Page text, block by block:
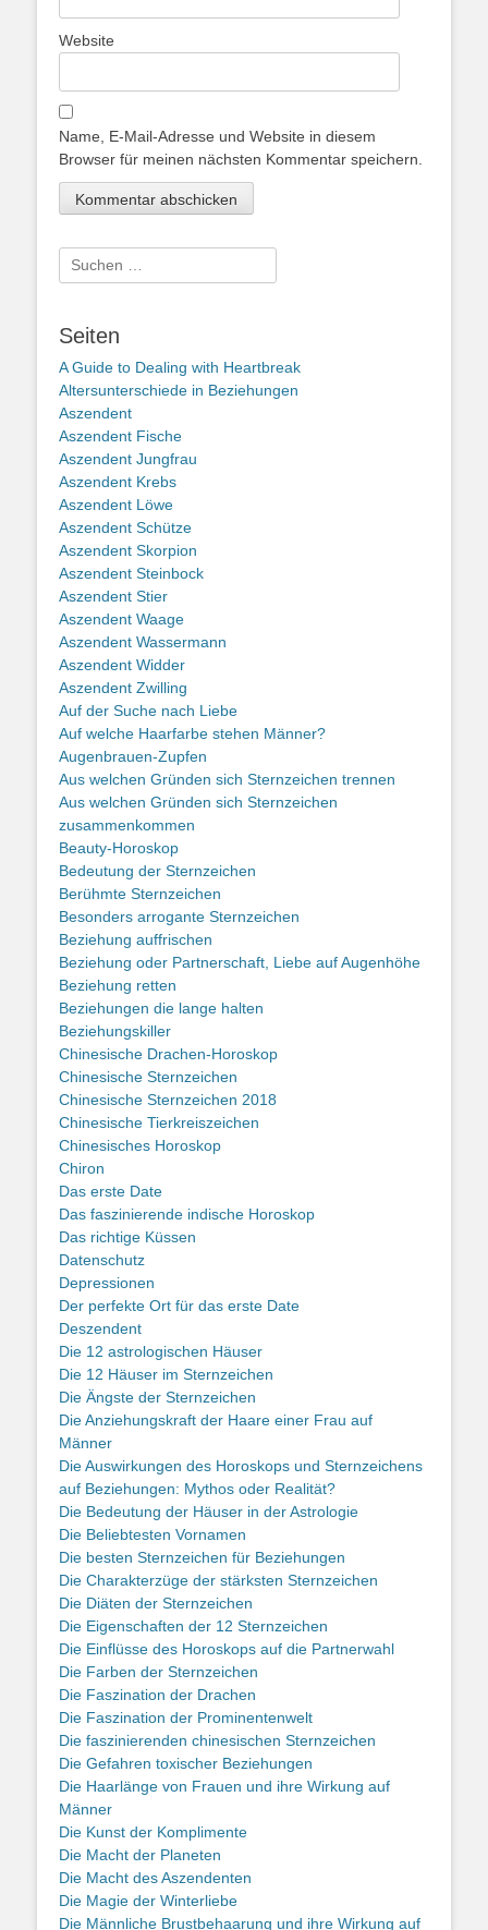
Website
Name, E-Mail-Adresse und Website in diesem
Browser für meinen nächsten Kommentar speichern.
Suche
nach:
Seiten
A Guide to Dealing with Heartbreak
Altersunterschiede in Beziehungen
Aszendent
Aszendent Fische
Aszendent Jungfrau
Aszendent Krebs
Aszendent Löwe
Aszendent Schütze
Aszendent Skorpion
Aszendent Steinbock
Aszendent Stier
Aszendent Waage
Aszendent Wassermann
Aszendent Widder
Aszendent Zwilling
Auf der Suche nach Liebe
Auf welche Haarfarbe stehen Männer?
Augenbrauen-Zupfen
Aus welchen Gründen sich Sternzeichen trennen
Aus welchen Gründen sich Sternzeichen
zusammenkommen
Beauty-Horoskop
Bedeutung der Sternzeichen
Berühmte Sternzeichen
Besonders arrogante Sternzeichen
Beziehung auffrischen
Beziehung oder Partnerschaft, Liebe auf Augenhöhe
Beziehung retten
Beziehungen die lange halten
Beziehungskiller
Chinesische Drachen-Horoskop
Chinesische Sternzeichen
Chinesische Sternzeichen 2018
Chinesische Tierkreiszeichen
Chinesisches Horoskop
Chiron
Das erste Date
Das faszinierende indische Horoskop
Das richtige Küssen
Datenschutz
Depressionen
Der perfekte Ort für das erste Date
Deszendent
Die 12 astrologischen Häuser
Die 12 Häuser im Sternzeichen
Die Ängste der Sternzeichen
Die Anziehungskraft der Haare einer Frau auf
Männer
Die Auswirkungen des Horoskops und Sternzeichens
auf Beziehungen: Mythos oder Realität?
Die Bedeutung der Häuser in der Astrologie
Die Beliebtesten Vornamen
Die besten Sternzeichen für Beziehungen
Die Charakterzüge der stärksten Sternzeichen
Die Diäten der Sternzeichen
Die Eigenschaften der 12 Sternzeichen
Die Einflüsse des Horoskops auf die Partnerwahl
Die Farben der Sternzeichen
Die Faszination der Drachen
Die Faszination der Prominentenwelt
Die faszinierenden chinesischen Sternzeichen
Die Gefahren toxischer Beziehungen
Die Haarlänge von Frauen und ihre Wirkung auf
Männer
Die Kunst der Komplimente
Die Macht der Planeten
Die Macht des Aszendenten
Die Magie der Winterliebe
Die Männliche Brustbehaarung und ihre Wirkung auf